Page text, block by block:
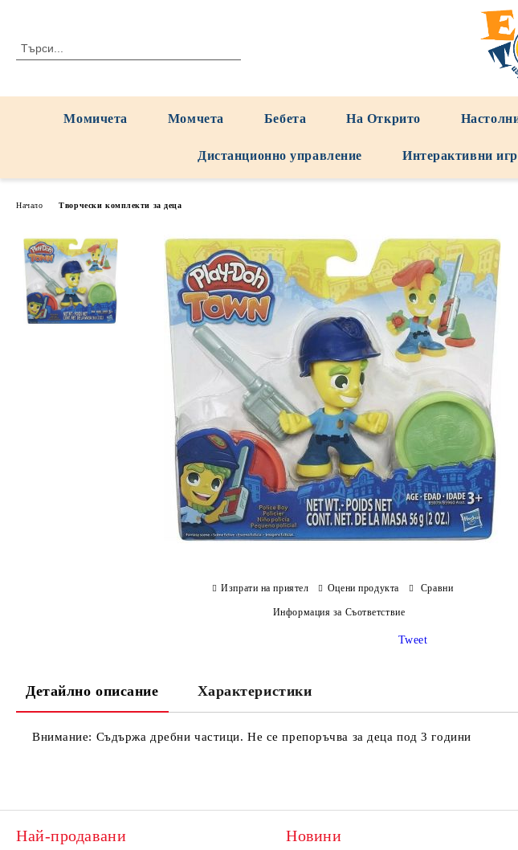
Момичета Момчета Бебета На Открито
Дистанционно управление Интерактивни
Начало Творчески комплекти за деца
Изпрати на приятел Оцени продукта Сравни
Информация за Съответствие
Tweet
Детайлно описание Характеристики
Внимание: Съдържа дребни частици. Не се препоръчва за деца под 3 години
Най-продавани Новини